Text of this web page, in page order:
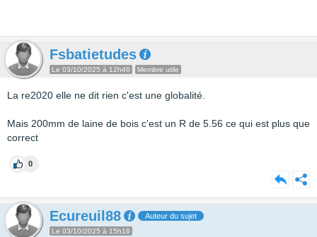
Fsbatietudes
Le 03/10/2025 à 12h46 Membre utile
La re2020 elle ne dit rien c'est une globalité.
Mais 200mm de laine de bois c'est un R de 5.56 ce qui est plus que
correct
0
Ecureuil88 Auteur du sujet
Le 03/10/2025 à 15h16